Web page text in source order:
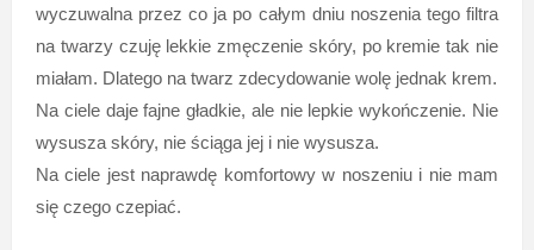
wyczuwalna przez co ja po całym dniu noszenia tego filtra
na twarzy czuję lekkie zmęczenie skóry, po kremie tak nie
miałam. Dlatego na twarz zdecydowanie wolę jednak krem.
Na ciele daje fajne gładkie, ale nie lepkie wykończenie. Nie
wysusza skóry, nie ściąga jej i nie wysusza.
Na ciele jest naprawdę komfortowy w noszeniu i nie mam
się czego czepiać.